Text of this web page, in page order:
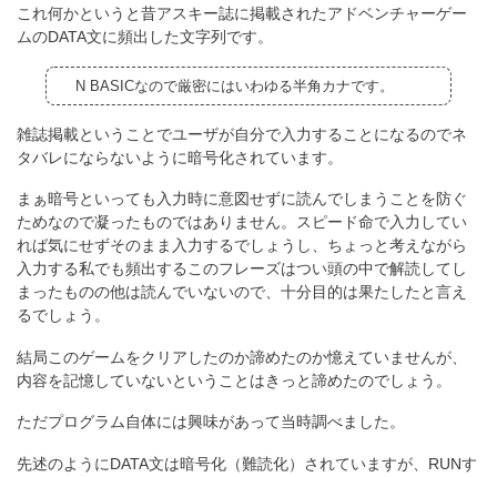
これ何かというと昔アスキー誌に掲載されたアドベンチャーゲー
ムのDATA文に頻出した文字列です。
N BASICなので厳密にはいわゆる半角カナです。
雑誌掲載ということでユーザが自分で入力することになるのでネ
タバレにならないように暗号化されています。
まぁ暗号といっても入力時に意図せずに読んでしまうことを防ぐ
ためなので凝ったものではありません。スピード命で入力してい
れば気にせずそのまま入力するでしょうし、ちょっと考えながら
入力する私でも頻出するこのフレーズはつい頭の中で解読してし
まったものの他は読んでいないので、十分目的は果たしたと言え
るでしょう。
結局このゲームをクリアしたのか諦めたのか憶えていませんが、
内容を記憶していないということはきっと諦めたのでしょう。
ただプログラム自体には興味があって当時調べました。
先述のようにDATA文は暗号化（難読化）されていますが、RUNす